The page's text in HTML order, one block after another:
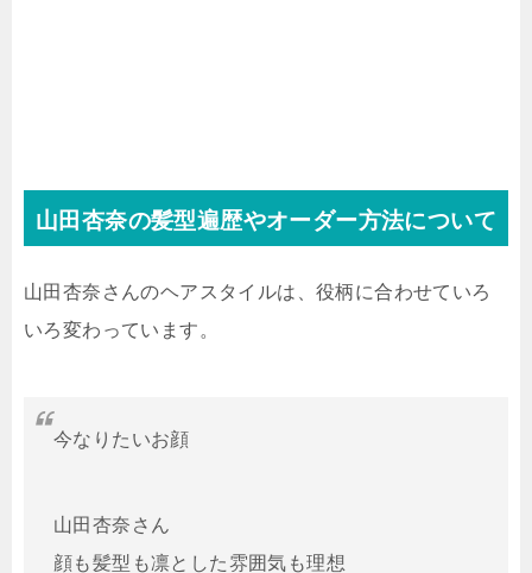
山田杏奈の髪型遍歴やオーダー方法について
山田杏奈さんのヘアスタイルは、役柄に合わせていろ
いろ変わっています。
今なりたいお顔
山田杏奈さん
顔も髪型も凛とした雰囲気も理想